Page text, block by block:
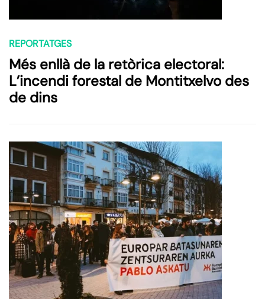
REPORTATGES
Més enllà de la retòrica electoral:
L’incendi forestal de Montitxelvo des
de dins